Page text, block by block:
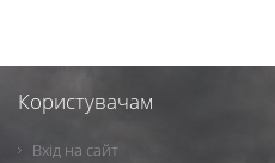
Користувачам
Вхід на сайт